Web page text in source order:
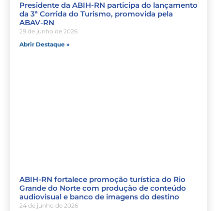
Presidente da ABIH-RN participa do lançamento
da 3ª Corrida do Turismo, promovida pela
ABAV-RN
29 de junho de 2026
Abrir Destaque »
ABIH-RN fortalece promoção turística do Rio
Grande do Norte com produção de conteúdo
audiovisual e banco de imagens do destino
24 de junho de 2026